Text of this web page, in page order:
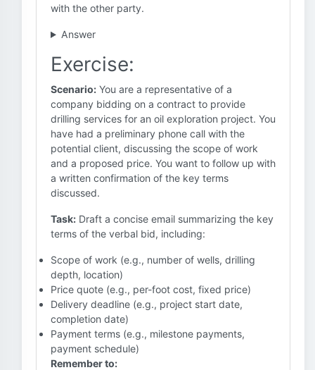
with the other party.
Answer
Exercise:
Scenario: You are a representative of a
company bidding on a contract to provide
drilling services for an oil exploration project. You
have had a preliminary phone call with the
potential client, discussing the scope of work
and a proposed price. You want to follow up with
a written confirmation of the key terms
discussed.
Task: Draft a concise email summarizing the key
terms of the verbal bid, including:
Scope of work (e.g., number of wells, drilling
depth, location)
Price quote (e.g., per-foot cost, fixed price)
Delivery deadline (e.g., project start date,
completion date)
Payment terms (e.g., milestone payments,
payment schedule)
Remember to: